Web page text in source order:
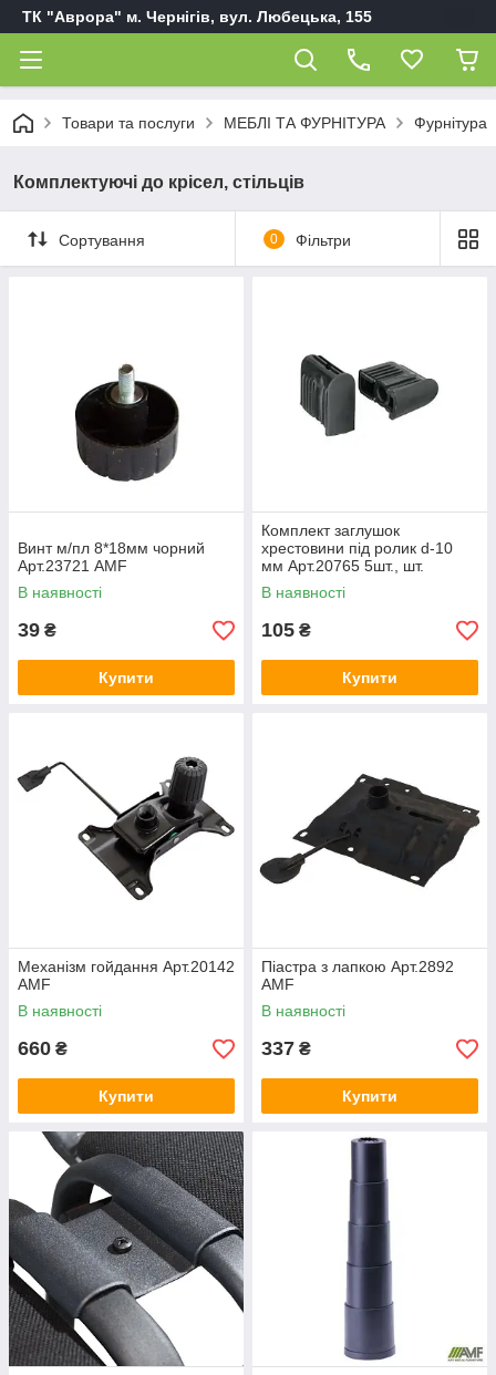
ТК "Аврора" м. Чернігів, вул. Любецька, 155
Товари та послуги МЕБЛІ ТА ФУРНІТУРА Фурнітура
Комплектуючі до крісел, стільців
Сортування 0 Фільтри
Винт м/пл 8*18мм чорний
Арт.23721 AMF
В наявності
39 ₴
Купити
Комплект заглушок
хрестовини під ролик d-10
мм Арт.20765 5шт., шт.
В наявності
105 ₴
Купити
Механізм гойдання Арт.20142
AMF
В наявності
660 ₴
Купити
Піастра з лапкою Арт.2892
AMF
В наявності
337 ₴
Купити